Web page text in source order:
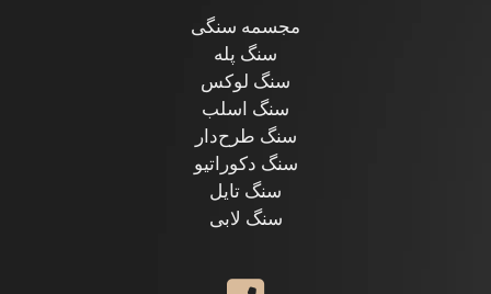
مجسمه سنگی
سنگ پله
سنگ لوکس
سنگ اسلب
سنگ طرح‌دار
سنگ دکوراتیو
سنگ تایل
سنگ لابی